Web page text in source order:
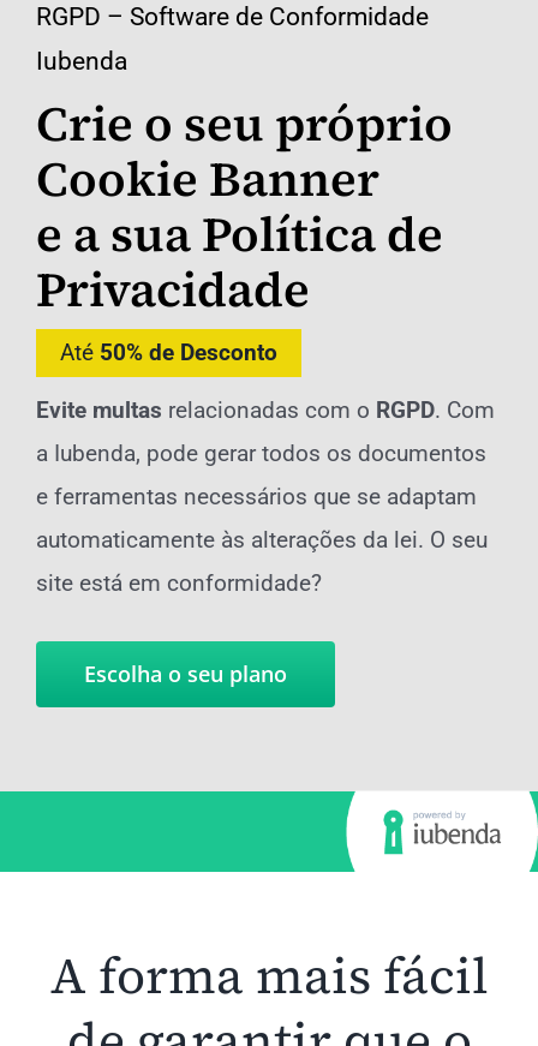
RGPD – Software de Conformidade
Iubenda
Crie o seu próprio
Cookie Banner
e a suaPolítica de
Privacidade
Até 50% de Desconto
Evite multas relacionadas com o RGPD. Com
a Iubenda, pode gerar todos os documentos
e ferramentas necessários que se adaptam
automaticamente às alterações da lei. O seu
site está em conformidade?
Escolha o seu plano
A forma mais fácil